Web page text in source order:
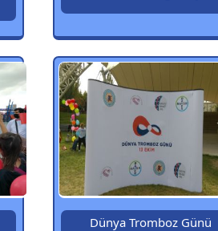
Dünya Tromboz Günü